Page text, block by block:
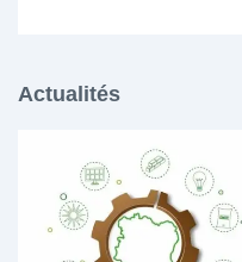
Actualités